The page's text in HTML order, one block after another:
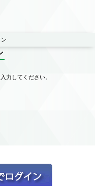
ン
力してください。